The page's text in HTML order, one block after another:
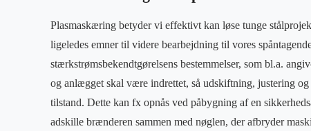
Plasmaskæring betyder vi effektivt kan løse tunge
ligeledes emner til videre bearbejdning til vores
stærkstrømsbekendtgørelsens bestemmelser, som bl.a.
og anlægget skal være indrettet, så udskiftning, justering
tilstand. Dette kan fx opnås ved påbygning af en
adskille brænderen sammen med nøglen, der afbryder